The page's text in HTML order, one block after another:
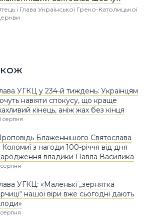
і Глава Української Греко-Католицької
УГКЦ у 234-й тиждень: Українцям
навіяти спокусу, що краще
кінець, аніж жах без кінця
серпня
Блаженнішого Святослава
Коломиї з нагоди 100-річчя від дня
владики Павла Василика
УГКЦ: «Маленькі „зернятка
нашої віри вже сьогодні дають